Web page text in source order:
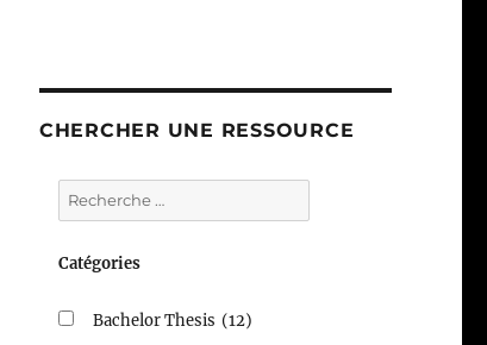
CHERCHER UNE RESSOURCE
Catégories
Bachelor Thesis (12)